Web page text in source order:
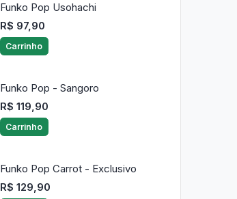
Funko Pop Usohachi
R$ 97,90
Carrinho
Funko Pop - Sangoro
R$ 119,90
Carrinho
Funko Pop Carrot - Exclusivo
R$ 129,90